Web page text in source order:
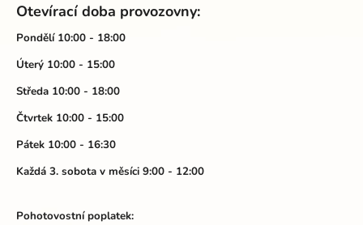
Otevírací doba provozovny:
Pondělí 10:00 - 18:00
Úterý 10:00 - 15:00
Středa 10:00 - 18:00
Čtvrtek 10:00 - 15:00
Pátek 10:00 - 16:30
Každá 3. sobota v měsíci 9:00 - 12:00
Pohotovostní poplatek: